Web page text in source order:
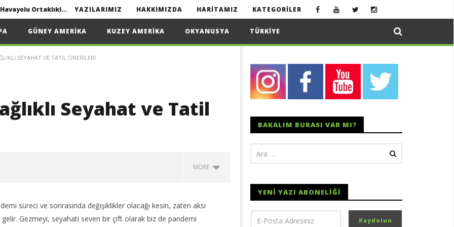
Interline seyahat nedir? | Havayolu Ortaklıkları
Gerekenler
YAZILARIMIZ HAKKIMIZDA HARITAMIZ KATEGORILER
GÜNEY AMERIKA KUZEY AMERIKA OKYANUSYA TÜRKIYE
SEYAHAT VE TATIL ÖNERILERI
Seyahat ve Tatil
MORE
süreci ve sonrasında değişiklikler olacağı kesin, zaten aksi
gelir. Gezmeyi, seyahati seven bir çift olarak biz de pandemi
BAKALIM BURASI VAR MI?
YENI YAZI ABONELIĞI